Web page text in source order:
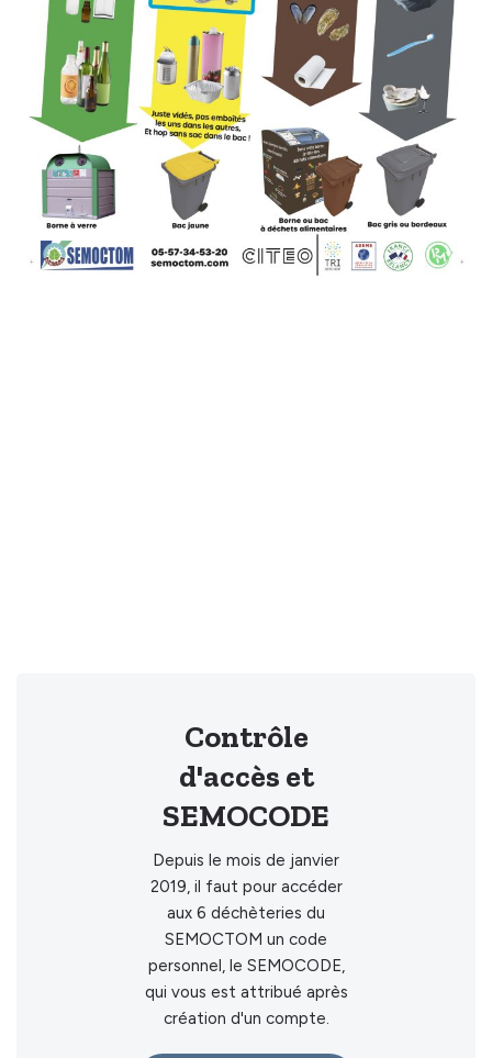
Contrôle
d'accès et
SEMOCODE
Depuis le mois de janvier
2019, il faut pour accéder
aux 6 déchèteries du
SEMOCTOM un code
personnel, le SEMOCODE,
qui vous est attribué après
création d'un compte.